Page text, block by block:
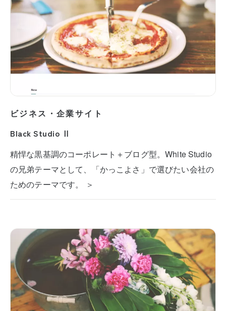
ビジネス・企業サイト
Black Studio Ⅱ
精悍な黒基調のコーポレート＋ブログ型。White Studio
の兄弟テーマとして、「かっこよさ」で選びたい会社の
ためのテーマです。 ＞